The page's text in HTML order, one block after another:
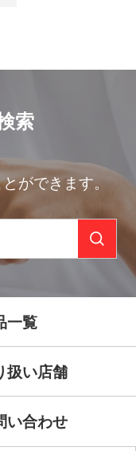
索
ができます。
一覧
扱い店舗
い合わせ